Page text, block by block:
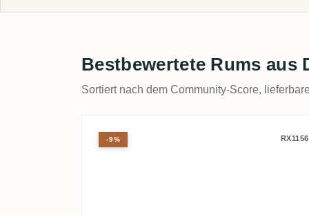
Bestbewertete Rums aus
Sortiert nach dem Community-Score,
Don José Origines RX1156
-9%